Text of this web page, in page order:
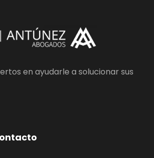
en ayudarle a solucionar sus